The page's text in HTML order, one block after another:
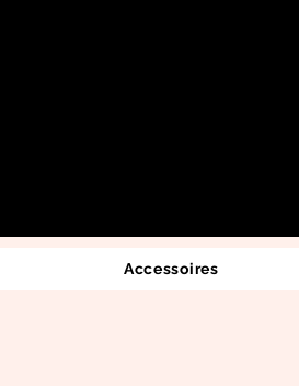
Accessoires